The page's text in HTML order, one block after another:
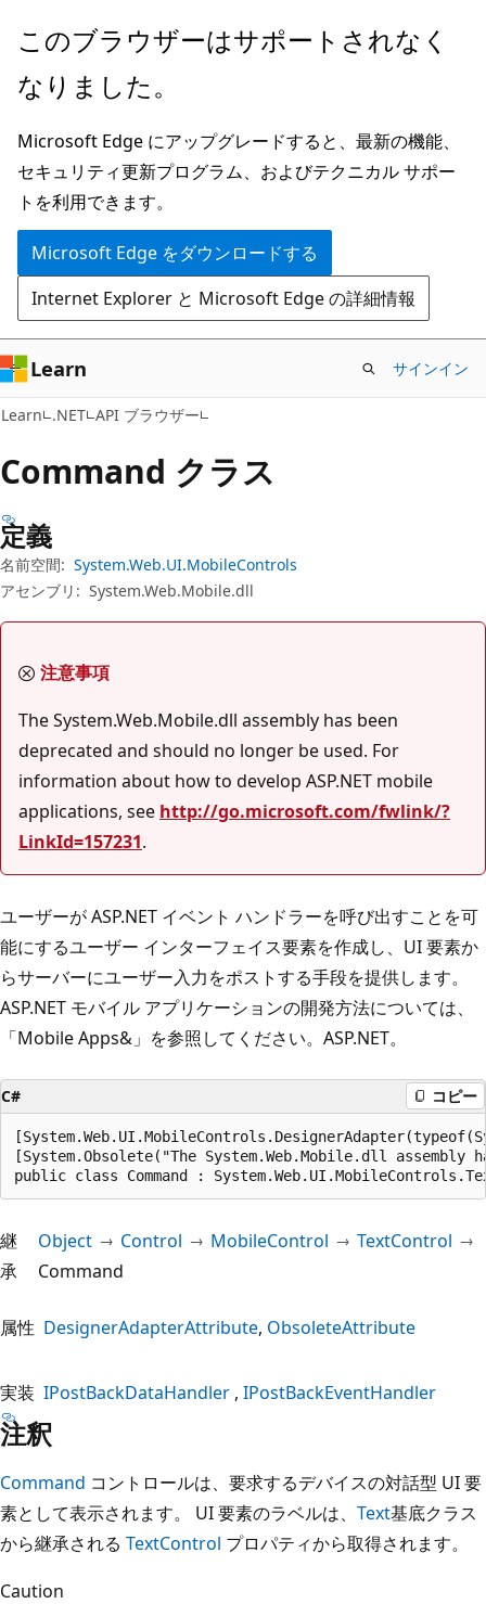
メ
ン
ン
テ
ン
ツ
に
ス
キ
ッ
プ
ペ
ジ
ナ
ビ
ゲ
ー
シ
ョ
ン
に
ス
キ
ッ
プ
このブラウザーはサポートされなく
なりました。
Microsoft Edge にアップグレードすると、最新の機能、
セキュリティ更新プログラム、およびテクニカル サポー
トを利用できます。
Microsoft Edge をダウンロードする
Internet Explorer と Microsoft Edge の詳細情報
Learn サインイン
Learn .NET API ブラウザー
Command クラス
定義
名前空間: System.Web.UI.MobileControls
アセンブリ: System.Web.Mobile.dll
注意事項
The System.Web.Mobile.dll assembly has been
deprecated and should no longer be used. For
information about how to develop ASP.NET mobile
applications, see http://go.microsoft.com/fwlink/?
LinkId=157231.
ユーザーが ASP.NET イベント ハンドラーを呼び出すことを可
能にするユーザー インターフェイス要素を作成し、UI 要素か
らサーバーにユーザー入力をポストする手段を提供します。
ASP.NET モバイル アプリケーションの開発方法については、
「Mobile Apps&」を参照してください。ASP.NET。
C# コピー
[System.Obsolete("The System.Web.Mobile.dll
public class Command :
継
承
Object Control MobileControl
TextControl
Command
属性 DesignerAdapterAttribute ObsoleteAttribute
実装 IPostBackDataHandler IPostBackEventHandler
注釈
Command コントロールは、要求するデバイスの対話型 UI 要
素として表示されます。 UI 要素のラベルは、 Text基底クラス
から継承される TextControl プロパティから取得されます。
Caution